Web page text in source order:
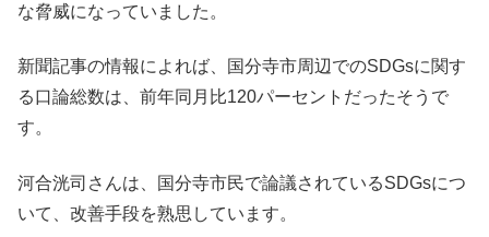
な脅威になっていました。
新聞記事の情報によれば、国分寺市周辺でのSDGsに関す
る口論総数は、前年同月比120パーセントだったそうで
す。
河合洸司さんは、国分寺市民で論議されているSDGsにつ
いて、改善手段を熟思しています。